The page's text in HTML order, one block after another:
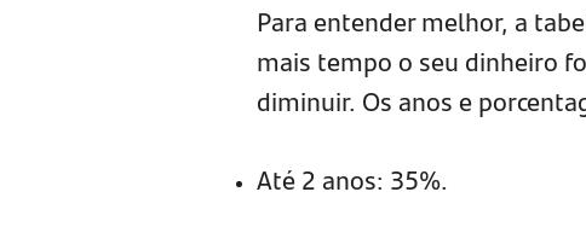
Para entender melhor, a
mais tempo o seu dinheiro
diminuir. Os anos e
Até 2 anos: 35%.